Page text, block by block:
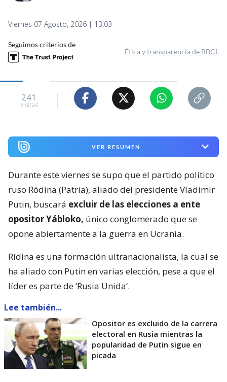
Viernes 07 Agosto, 2026 | 13:03
Seguimos criterios de
Ética y transparencia de BBCL
241
visitas
VER RESUMEN
Durante este viernes se supo que el partido político
ruso Ródina (Patria), aliado del presidente Vladimir
Putin, buscará excluir de las elecciones a ente
opositor Yábloko, único conglomerado que se
opone abiertamente a la guerra en Ucrania.
Rídina es una formación ultranacionalista, la cual se
ha aliado con Putin en varias elección, pese a que el
líder es parte de ‘Rusia Unida’.
Lee también...
Opositor es excluido de la carrera
electoral en Rusia mientras la
popularidad de Putin sigue en
picada